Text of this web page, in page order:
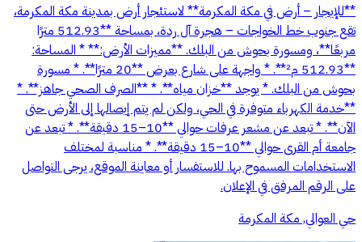
**للإيجار – أرض في مكة المكرمة** لاستئجار أرض بمدينة مكة المكرمة،
تقع جنوب خط الخواجات – هجرة آل ردة، بمساحة **512.93 مترًا
مربعًا**، ومسورة بحوش من البلك. **مميزات الأرض:** * المساحة:
**512.93 م²**. * واجهة على شارع بعرض **20 مترًا**. * مسورة
بحوش من البلك. * يوجد **خزان مياه**. * **الصرف الصحي جاهز**. *
**خدمة الكهرباء متوفرة في الحي، ولكن لم يتم إيصالها إلى الأرض حتى
الآن**. * تبعد عن مشعر عرفات حوالي **10–15 دقيقة**. * تبعد عن
جامعة أم القرى حوالي **10–15 دقيقة**. * مناسبة لمختلف
الاستخدامات المسموح بها. للاستفسار أو معاينة الموقع، يرجى التواصل
على الرقم المرفق في الإعلان.
حي العوالي, مكة المكرمة